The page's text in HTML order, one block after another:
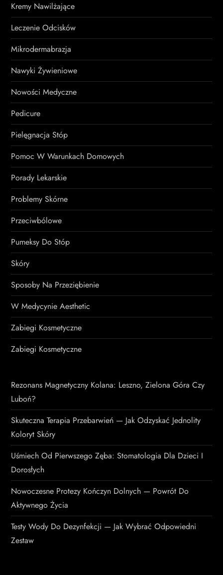
Kremy Nawilżające
Leczenie Odcisków
Mikrodermabrazja
Nawyki Żywieniowe
Nowości Medyczne
Pedicure
Pielęgnacja Stóp
Pomoc W Warunkach Domowych
Porady Lekarskie
Problemy Skórne
Przeciwbólowe
Pumeksy Do Stóp
Skóry
Sposoby Na Przeziębienie
W Medycynie Aesthetic
Zabiegi Kosmetyczne
Zabiegi Kosmetyczne
Rezonans Magnetyczny Kolana: Leszno, Zielona Góra Czy
Luboń?
Skuteczna Terapia Przebarwień — Jak Odzyskać Jednolity
Koloryt Skóry
Uśmiech Od Pierwszego Zęba: Stomatologia Dla Dzieci I
Dorosłych
Nowoczesne Protezy Kończyn Dolnych — Powrót Do
Aktywnego Życia
Testy Wody Do Dezynfekcji — Jak Wybrać Odpowiedni
Zestaw